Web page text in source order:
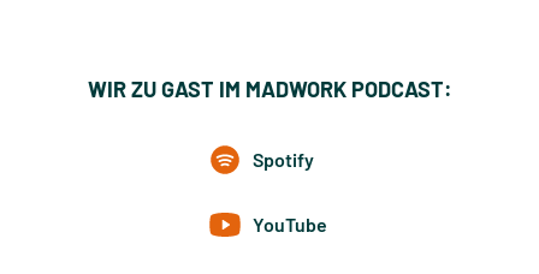
WIR ZU GAST IM MADWORK PODCAST:
Spotify
YouTube